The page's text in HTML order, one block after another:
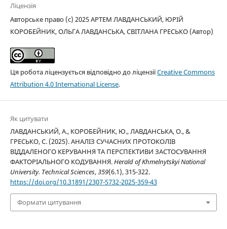
Ліцензія
Авторське право (c) 2025 АРТЕМ ЛАВДАНСЬКИЙ, ЮРІЙ
КОРОБЕЙНИК, ОЛЬГА ЛАВДАНСЬКА, СВІТЛАНА ГРЕСЬКО (Автор)
Ця робота ліцензується відповідно до ліцензіїCreative Commons
Attribution 4.0 International License.
Як цитувати
ЛАВДАНСЬКИЙ, А., КОРОБЕЙНИК, Ю., ЛАВДАНСЬКА, О., &
ГРЕСЬКО, С. (2025). АНАЛІЗ СУЧАСНИХ ПРОТОКОЛІВ
ВІДДАЛЕНОГО КЕРУВАННЯ ТА ПЕРСПЕКТИВИ ЗАСТОСУВАННЯ
ФАКТОРІАЛЬНОГО КОДУВАННЯ.Herald of Khmelnytskyi National
University. Technical Sciences,359(6.1), 315-322.
https://doi.org/10.31891/2307-5732-2025-359-43
Формати цитування